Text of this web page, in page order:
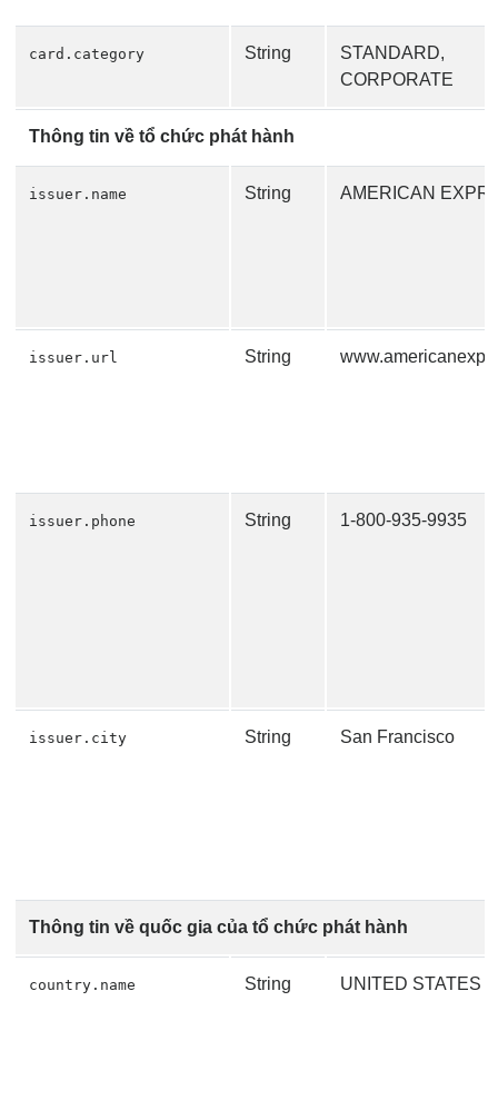
card.category String
STANDARD,
CORPORATE
Thông tin về tổ chức phát hành
issuer.name String AMERICAN
issuer.url String
issuer.phone String 1-800-935-9935
issuer.city String San Francisco
Thông tin về quốc gia của tổ chức phát hành
country.name String UNITED STATES